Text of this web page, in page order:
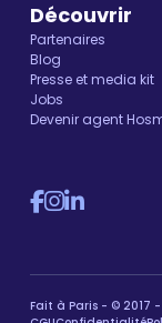
Découvrir
Partenaires
Blog
Presse et media kit
Jobs
Devenir agent
Fait à Paris - © 2017